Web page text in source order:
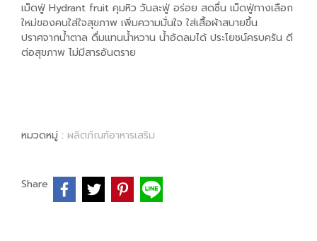
เม็ดฟู่ Hydrant fruit คุมหิว วันละฟู่ อร่อย สดชื่น เม็ดฟู่ทางเลือก
ใหม่ของคนใส่ใจสุขภาพ เพิ่มความมั่นใจ ใส่เสื้อผ้าสบายขึ้น
ปราศจากน้ำตาล ดื่มแทนน้ำหวาน น้ำอัดลมได้ ประโยชน์ครบครัน ดี
ต่อสุขภาพ ไม่มีสารอันตราย
หมวดหมู่ : ผลิตภัณฑ์อาหารเสริม
Share